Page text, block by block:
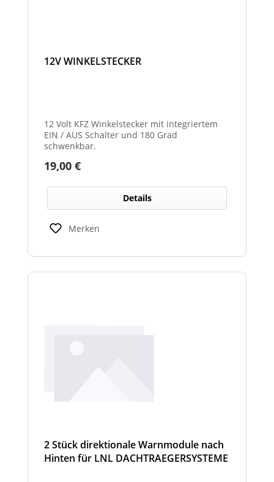
12V WINKELSTECKER
12 Volt KFZ Winkelstecker mit integriertem
EIN / AUS Schalter und 180 Grad
schwenkbar.
Regulärer Preis:
19,00 €
Details
Merken
2 Stück direktionale Warnmodule nach
Hinten für LNL DACHTRAEGERSYSTEME